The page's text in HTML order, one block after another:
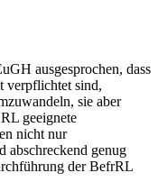
ausgesprochen, dass
verpflichtet sind,
sie aber
geeignete
nicht nur
abschreckend genug
der BefrRL